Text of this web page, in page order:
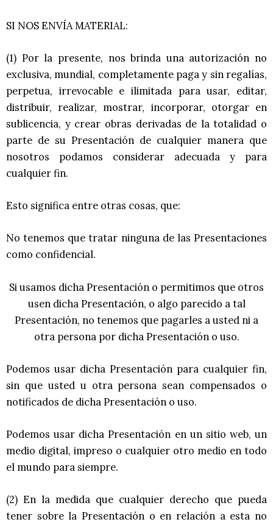
SI NOS ENVÍA MATERIAL:
(1) Por la presente, nos brinda una autorización no
exclusiva, mundial, completamente paga y sin regalías,
perpetua, irrevocable e ilimitada para usar, editar,
distribuir, realizar, mostrar, incorporar, otorgar en
sublicencia, y crear obras derivadas de la totalidad o
parte de su Presentación de cualquier manera que
nosotros podamos considerar adecuada y para
cualquier fin.
Esto significa entre otras cosas, que:
No tenemos que tratar ninguna de las Presentaciones
como confidencial.
Si usamos dicha Presentación o permitimos que otros
usen dicha Presentación, o algo parecido a tal
Presentación, no tenemos que pagarles a usted ni a
otra persona por dicha Presentación o uso.
Podemos usar dicha Presentación para cualquier fin,
sin que usted u otra persona sean compensados o
notificados de dicha Presentación o uso.
Podemos usar dicha Presentación en un sitio web, un
medio digital, impreso o cualquier otro medio en todo
el mundo para siempre.
(2) En la medida que cualquier derecho que pueda
tener sobre la Presentación o en relación a esta no